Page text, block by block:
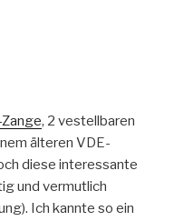
, 2 vestellbaren
älteren VDE-
diese interessante
und vermutlich
Ich kannte so ein